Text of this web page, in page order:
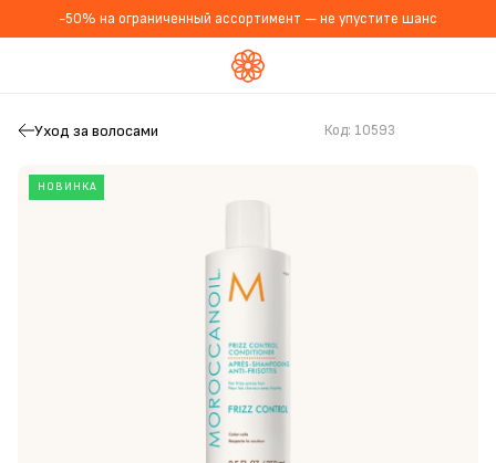
-50% на ограниченный ассортимент — не упустите шанс
Уход за волосами
НОВИНКА
Код: 10593